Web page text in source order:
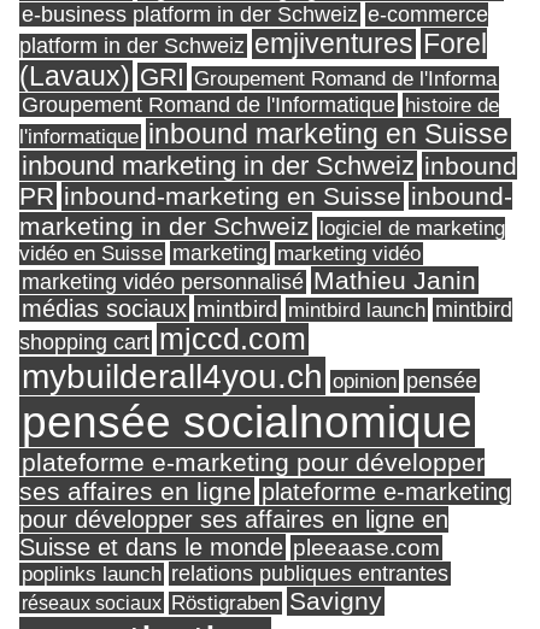
e-business platform in der Schweiz e-commerce
platform in der Schweiz emjiventures Forel
(Lavaux) GRI Groupement Romand de l'Informa
Groupement Romand de l'Informatique histoire de
l'informatique inbound marketing en Suisse
inbound marketing in der Schweiz inbound
PR inbound-marketing en Suisse inbound-
marketing in der Schweiz logiciel de marketing
vidéo en Suisse marketing marketing vidéo
marketing vidéo personnalisé Mathieu Janin
médias sociaux mintbird mintbird launch mintbird
shopping cart mjccd.com
mybuilderall4you.ch opinion pensée
pensée socialnomique
plateforme e-marketing pour développer
ses affaires en ligne plateforme e-marketing
pour développer ses affaires en ligne en
Suisse et dans le monde pleeaase.com
poplinks launch relations publiques entrantes
réseaux sociaux Röstigraben Savigny